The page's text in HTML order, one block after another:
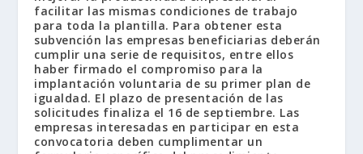
facilitar las mismas condiciones de trabajo
para toda la plantilla. Para obtener esta
subvención las empresas beneficiarias deberán
cumplir una serie de requisitos, entre ellos
haber firmado el compromiso para la
implantación voluntaria de su primer plan de
igualdad. El plazo de presentación de las
solicitudes finaliza el 16 de septiembre. Las
empresas interesadas en participar en esta
convocatoria deben cumplimentar un